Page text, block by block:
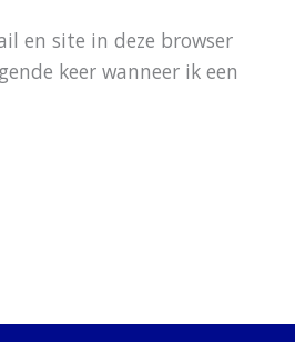
en site in deze browser
keer wanneer ik een